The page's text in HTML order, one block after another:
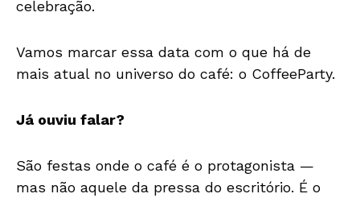
celebração.
Vamos marcar essa data com o que há de
mais atual no universo do café: o CoffeeParty.
Já ouviu falar?
São festas onde o café é o protagonista —
mas não aquele da pressa do escritório. É o